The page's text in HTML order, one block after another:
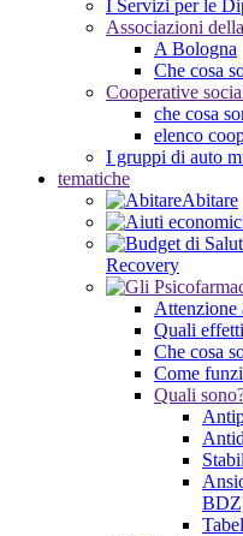
I Servizi per le
Associazioni
A Bologna
Che cosa
Cooperative
che cosa
elenco
I gruppi di auto
tematiche
Abitare
Recovery
Attenzione
Quali
Che cosa
Come
Quali